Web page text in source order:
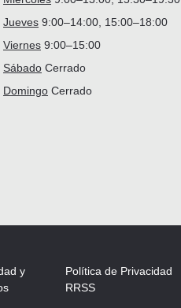
Jueves 9:00–14:00, 15:00–18:00
Viernes 9:00–15:00
Sábado Cerrado
Domingo Cerrado
y
Política de Privacidad
RRSS